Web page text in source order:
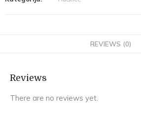
REVIEWS (0)
Reviews
There are no reviews yet.